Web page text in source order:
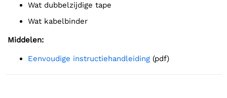
Wat dubbelzijdige tape
Wat kabelbinder
Middelen:
Eenvoudige instructiehandleiding (pdf)